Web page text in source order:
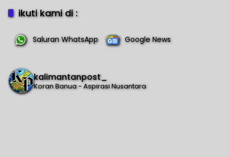
ikuti kami di :
Saluran WhatsApp Google News
kalimantanpost_
Koran Banua - Aspirasi Nusantara